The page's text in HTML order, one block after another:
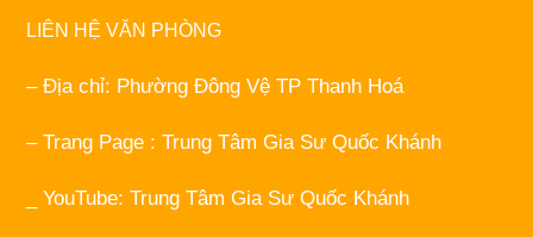
LIÊN HỆ VĂN PHÒNG
– Địa chỉ: Phường Đông Vệ TP Thanh Hoá
– Trang Page : Trung Tâm Gia Sư Quốc Khánh
_ YouTube: Trung Tâm Gia Sư Quốc Khánh